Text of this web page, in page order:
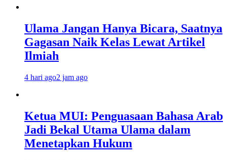
Ulama Jangan Hanya Bicara, Saatnya
Gagasan Naik Kelas Lewat Artikel
Ilmiah
4 hari ago2 jam ago
Ketua MUI: Penguasaan Bahasa Arab
Jadi Bekal Utama Ulama dalam
Menetapkan Hukum